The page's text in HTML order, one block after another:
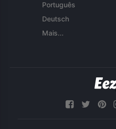
Português
Deutsch
Mais...